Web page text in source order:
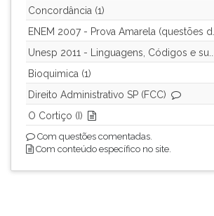
Concordância (1)
ENEM 2007 - Prova Amarela (questões d...
Unesp 2011 - Linguagens, Códigos e su...
Bioquimica (1)
Direito Administrativo SP (FCC)
O Cortiço (I)
Com questões comentadas.
Com conteúdo específico no site.